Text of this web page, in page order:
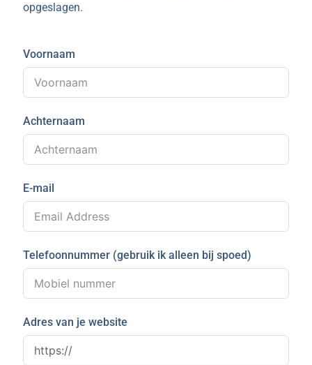
opgeslagen.
Voornaam
Achternaam
E-mail
Telefoonnummer (gebruik ik alleen bij spoed)
Adres van je website